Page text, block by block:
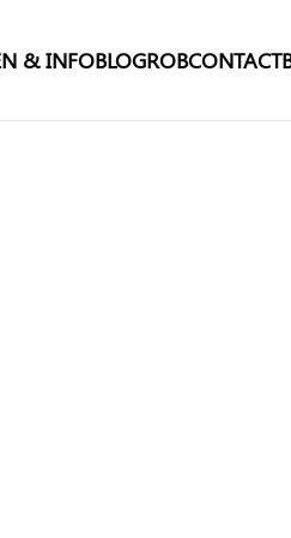
& INFOBLOGROBCONTACT